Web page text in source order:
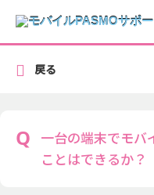
一台の端末でモバ
ことはできるか？
戻る